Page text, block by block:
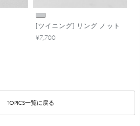
[ツイニング] リング ノット
¥7,700
TOPICS一覧に戻る